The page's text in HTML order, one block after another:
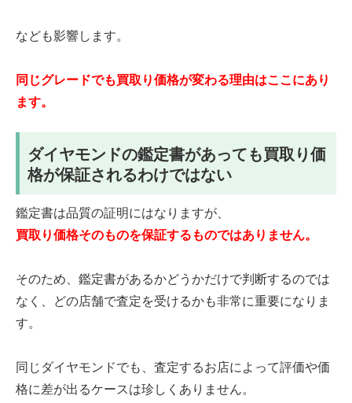
なども影響します。
同じグレードでも買取り価格が変わる理由はここにあり
ます。
ダイヤモンドの鑑定書があっても買取り価
格が保証されるわけではない
鑑定書は品質の証明にはなりますが、
買取り価格そのものを保証するものではありません。
そのため、鑑定書があるかどうかだけで判断するのでは
なく、どの店舗で査定を受けるかも非常に重要になりま
す。
同じダイヤモンドでも、査定するお店によって評価や価
格に差が出るケースは珍しくありません。